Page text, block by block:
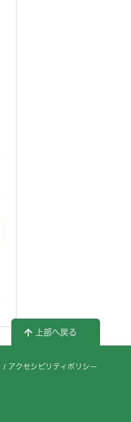
上部へ戻る
アクセシビリティポリシー